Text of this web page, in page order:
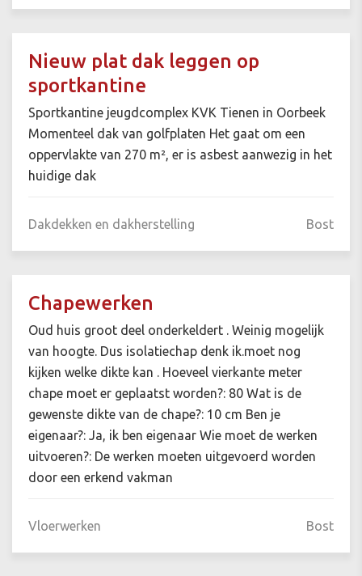
Nieuw plat dak leggen op
sportkantine
Sportkantine jeugdcomplex KVK Tienen in Oorbeek
Momenteel dak van golfplaten Het gaat om een
oppervlakte van 270 m², er is asbest aanwezig in het
huidige dak
Dakdekken en dakherstelling Bost
Chapewerken
Oud huis groot deel onderkeldert . Weinig mogelijk
van hoogte. Dus isolatiechap denk ik.moet nog
kijken welke dikte kan . Hoeveel vierkante meter
chape moet er geplaatst worden?: 80 Wat is de
gewenste dikte van de chape?: 10 cm Ben je
eigenaar?: Ja, ik ben eigenaar Wie moet de werken
uitvoeren?: De werken moeten uitgevoerd worden
door een erkend vakman
Vloerwerken Bost